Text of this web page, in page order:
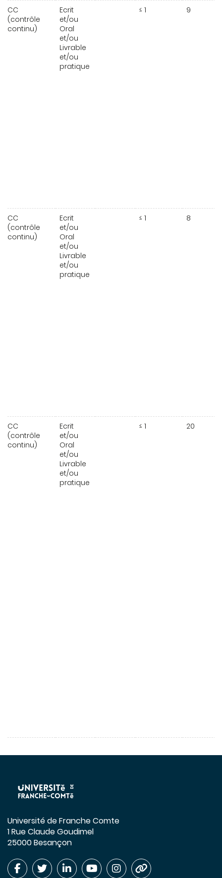
CC
(contrôle
continu)
Ecrit
et/ou
Oral
et/ou
Livrable
et/ou
pratique
≤ 1 9
CC
(contrôle
continu)
Ecrit
et/ou
Oral
et/ou
Livrable
et/ou
pratique
≤ 1 8
CC
(contrôle
continu)
Ecrit
et/ou
Oral
et/ou
Livrable
et/ou
pratique
≤ 1 20
Université de Franche Comte
1 Rue Claude Goudimel
25000 Besançon